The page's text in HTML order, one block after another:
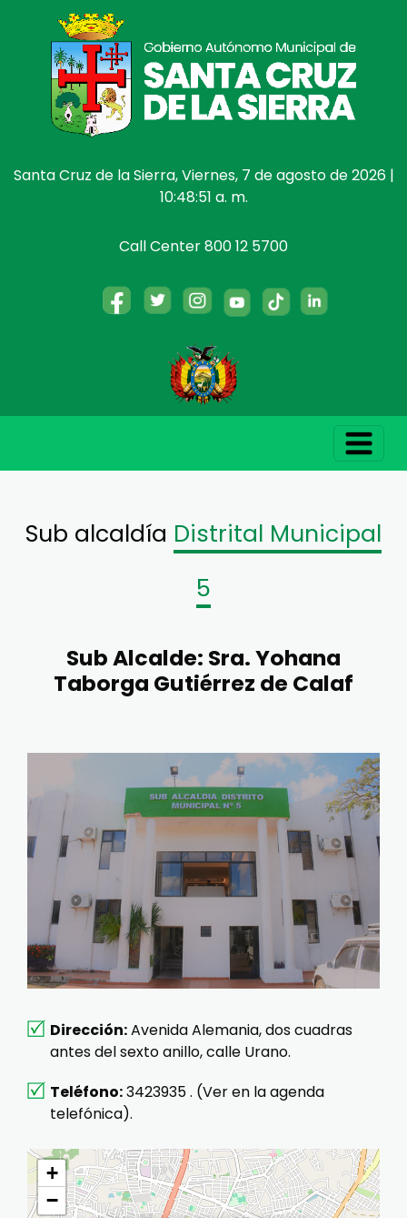
Santa Cruz de la Sierra, Viernes, 7 de agosto de 2026 |
10:48:52 a. m.
Call Center 800 12 5700
Sub alcaldía Distrital Municipal
5
Sub Alcalde: Sra. Yohana
Taborga Gutiérrez de Calaf
Dirección:Avenida Alemania, dos cuadras
antes del sexto anillo, calle Urano.
Teléfono:3423935 . (Ver en la agenda
telefónica).
+
−